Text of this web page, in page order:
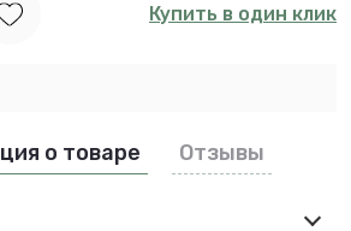
Купить в один клик
о товаре Отзывы